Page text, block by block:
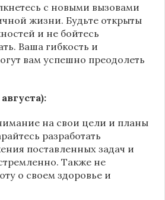
с новыми вызовами
жизни. Будьте открыты
и не бойтесь
Ваша гибкость и
вам успешно преодолеть
на свои цели и планы
разработать
поставленных задач и
Также не
о своем здоровье и